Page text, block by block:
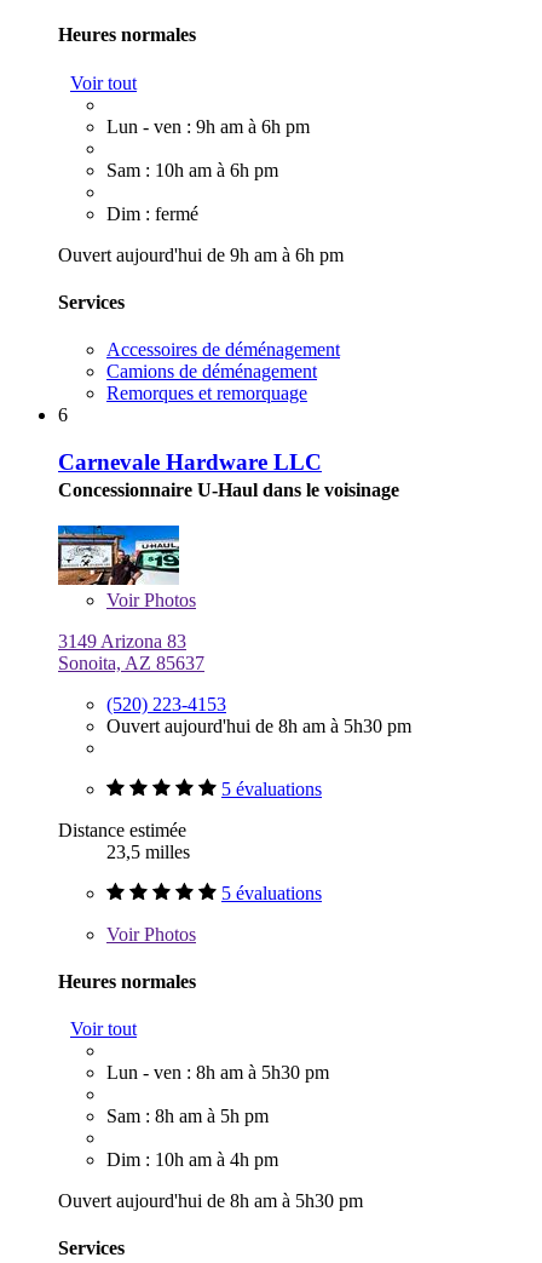
Heures normales
Voir tout
Lun - ven : 9h am à 6h pm
Sam : 10h am à 6h pm
Dim : fermé
Ouvert aujourd'hui de 9h am à 6h pm
Services
Accessoires de déménagement
Camions de déménagement
Remorques et remorquage
6
Carnevale Hardware LLC
Concessionnaire U-Haul dans le voisinage
VoirPhotos
3149 Arizona 83
Sonoita, AZ 85637
(520) 223-4153
Ouvert aujourd'hui de 8h am à 5h30 pm
5 évaluations
Distance estimée
23,5 milles
5 évaluations
VoirPhotos
Heures normales
Voir tout
Lun - ven : 8h am à 5h30 pm
Sam : 8h am à 5h pm
Dim : 10h am à 4h pm
Ouvert aujourd'hui de 8h am à 5h30 pm
Services